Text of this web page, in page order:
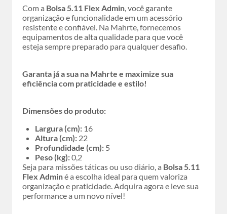
Com a Bolsa 5.11 Flex Admin, você garante
organização e funcionalidade em um acessório
resistente e confiável. Na Mahrte, fornecemos
equipamentos de alta qualidade para que você
esteja sempre preparado para qualquer desafio.
Garanta já a sua na Mahrte e maximize sua
eficiência com praticidade e estilo!
Dimensões do produto:
Largura (cm): 16
Altura (cm): 22
Profundidade (cm): 5
Peso (kg):0,2
Seja para missões táticas ou uso diário, a Bolsa 5.11
Flex Adminé a escolha ideal para quem valoriza
organização e praticidade. Adquira agora e leve sua
performance a um novo nível!